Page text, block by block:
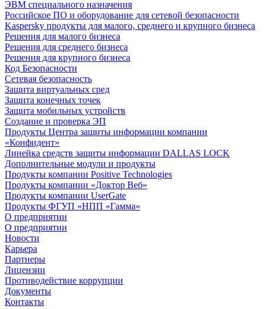
ЭВМ специального назначения
Российское ПО и оборудование для сетевой безопасности
Kaspersky продукты для малого, среднего и крупного бизнеса
Решения для малого бизнеса
Решения для среднего бизнеса
Решения для крупного бизнеса
Код Безопасности
Сетевая безопасность
Защита виртуальных сред
Защита конечных точек
Защита мобильных устройств
Создание и проверка ЭП
Продукты Центра защиты информации компании
«Конфидент»
Линейка средств защиты информации DALLAS LOCK
Дополнительные модули и продукты
Продукты компании Positive Technologies
Продукты компании «Доктор Веб»
Продукты компании UserGate
Продукты ФГУП «НПП «Гамма»
О предприятии
О предприятии
Новости
Карьера
Партнеры
Лицензии
Противодействие коррупции
Документы
Контакты